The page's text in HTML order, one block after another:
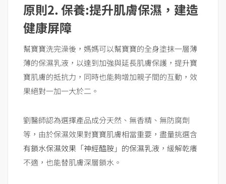
原則2. 保養:提升肌膚保濕，建造
健康屏障
幫寶寶洗完澡後，媽媽可以幫寶寶的全身塗抹一層薄
薄的保濕乳液，以達到加強與延長肌膚保護，提升寶
寶肌膚的抵抗力，同時也能夠增加親子間的互動，效
果絕對一加一大於二。
劉醫師認為選擇產品成分天然、無香精、無防腐劑
等，由於保濕效果對寶寶肌膚相當重要，盡量挑選含
有鎖水保濕效果「神經醯胺」的保濕乳液 ，緩解乾癢
不適，也能替肌膚深層鎖水。